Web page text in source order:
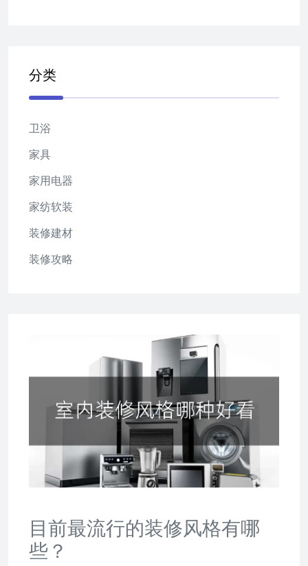
目前最流行的装修风格有哪
些？
分类
卫浴
家具
家用电器
家纺软装
装修建材
装修攻略